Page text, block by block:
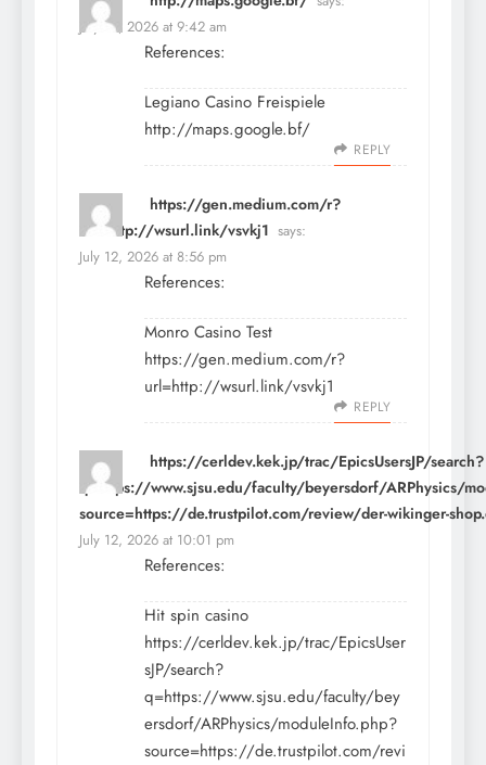
July 12, 2026 at 9:42 am
References:
Legiano Casino Freispiele
http://maps.google.bf/
REPLY
https://gen.medium.com/r?
url=http://wsurl.link/vsvkj1 says:
July 12, 2026 at 8:56 pm
References:
Monro Casino Test
https://gen.medium.com/r?
url=http://wsurl.link/vsvkj1
REPLY
https://cerldev.kek.jp/trac/EpicsUsersJP/search?
q=https://www.sjsu.edu/faculty/beyersdorf/ARPhysics/
source=https://de.trustpilot.com/review/der-wikinger-
July 12, 2026 at 10:01 pm
References:
Hit spin casino
https://cerldev.kek.jp/trac/EpicsUser
sJP/search?
q=https://www.sjsu.edu/faculty/bey
ersdorf/ARPhysics/moduleInfo.php?
source=https://de.trustpilot.com/revi